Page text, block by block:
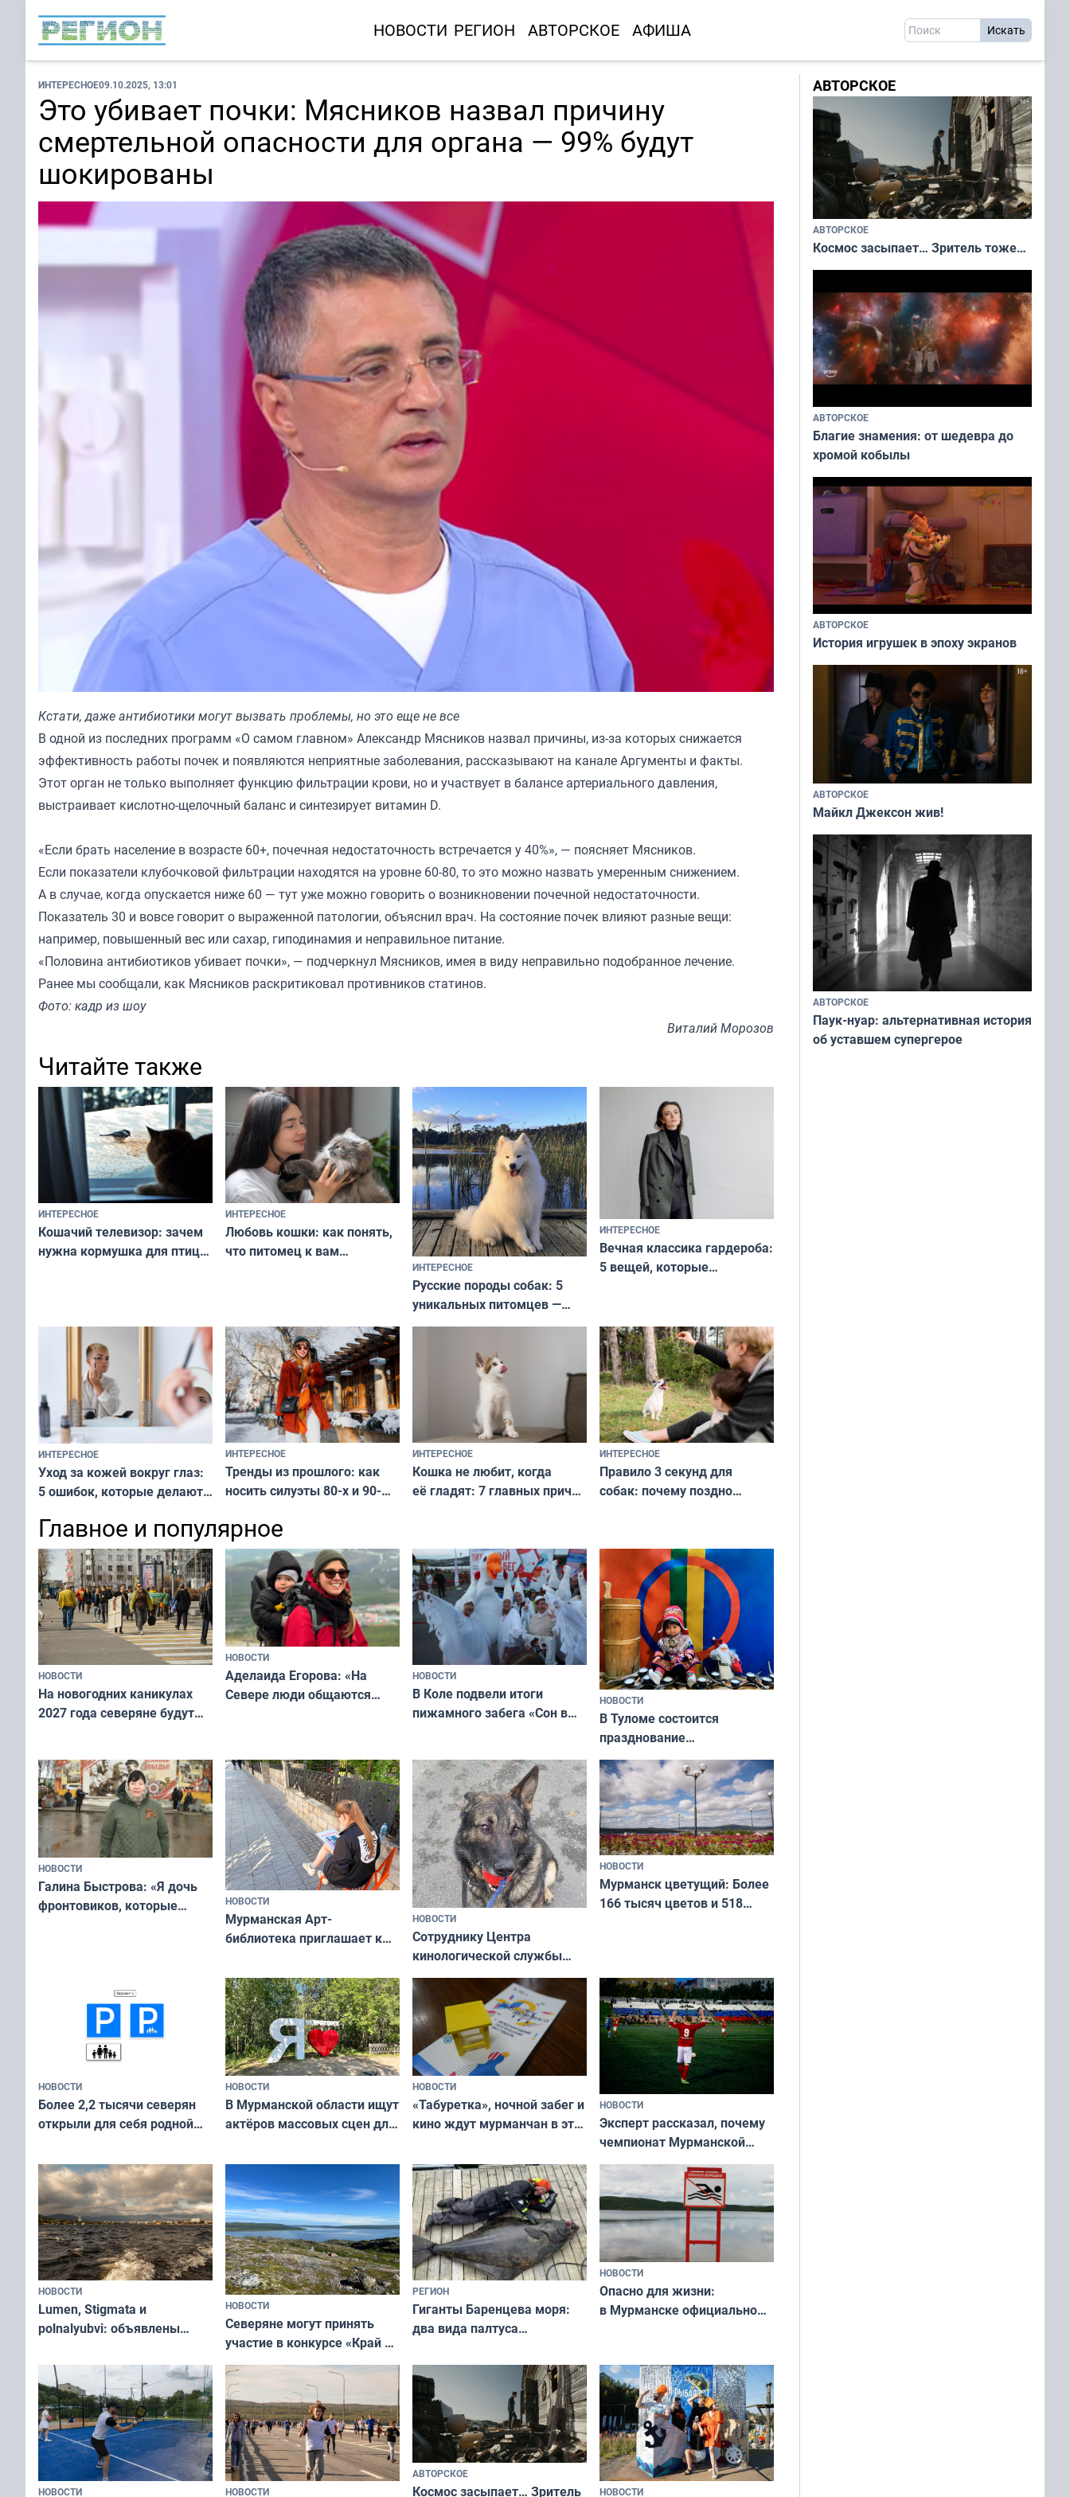
НОВОСТИ РЕГИОН АВТОРСКОЕ АФИША
ИНТЕРЕСНОЕ09.10.2025, 13:01
Это убивает почки: Мясников назвал причину
смертельной опасности для органа — 99% будут
шокированы
Кстати, даже антибиотики могут вызвать проблемы, но это еще не все
В одной из последних программ «О самом главном» Александр Мясников назвал причины, из-за которых снижается
эффективность работы почек и появляются неприятные заболевания, рассказывают на каналеАргументы и факты.
Этот орган не только выполняет функцию фильтрации крови, но и участвует в балансе артериального давления,
выстраивает кислотно-щелочный баланс и синтезирует витамин D.
«Если брать население в возрасте 60+, почечная недостаточность встречается у 40%», — поясняет Мясников.
Если показатели клубочковой фильтрации находятся на уровне 60-80, то это можно назвать умеренным снижением.
А в случае, когда опускается ниже 60 — тут уже можно говорить о возникновении почечной недостаточности.
Показатель 30 и вовсе говорит о выраженной патологии, объяснил врач. На состояние почек влияют разные вещи:
например, повышенный вес или сахар, гиподинамия и неправильное питание.
«Половина антибиотиков убивает почки», — подчеркнул Мясников, имея в виду неправильно подобранное лечение.
Ранее мы сообщали, как Мясников раскритиковал противников статинов.
Фото: кадр из шоу
Виталий Морозов
Читайте также
ИНТЕРЕСНОЕ
Кошачий телевизор: зачем
нужна кормушка для птиц
ИНТЕРЕСНОЕ
Любовь кошки: как понять,
что питомец к вам
ИНТЕРЕСНОЕ
Русские породы собак: 5
уникальных питомцев —
национальные сокровища
и характером
ИНТЕРЕСНОЕ
Вечная классика гардероба:
5 вещей, которые
и актуально в любой сезон
ИНТЕРЕСНОЕ
Уход за кожей вокруг глаз:
5 ошибок, которые делают
и вернуть свежий взгляд
без дорогих средств
ИНТЕРЕСНОЕ
Тренды из прошлого: как
носить силуэты 80-х и 90-
современно и стильно без
переплат
ИНТЕРЕСНОЕ
Кошка не любит, когда
её гладят: 7 главных причин
независимому питомцу
ИНТЕРЕСНОЕ
Правило 3 секунд для
собак: почему поздно
питомцу всё сразу и без
криков
Главное и популярное
НОВОСТИ
На новогодних каникулах
2027 года северяне будут
НОВОСТИ
Аделаида Егорова: «На
Севере люди общаются
НОВОСТИ
В Коле подвели итоги
пижамного забега «Сон в
НОВОСТИ
В Туломе состоится
празднование
Международного дня
коренных народов мира
НОВОСТИ
Галина Быстрова: «Я дочь
фронтовиков, которые
НОВОСТИ
Мурманская Арт-
библиотека приглашает к
и фотографов
НОВОСТИ
Сотруднику Центра
кинологической службы
ищут новый дом
НОВОСТИ
Мурманск цветущий: Более
166 тысяч цветов и 518
НОВОСТИ
Более 2,2 тысячи северян
открыли для себя родной
«Туризм для своих»
НОВОСТИ
В Мурманской области ищут
актёров массовых сцен для
короткометражном фильме
НОВОСТИ
«Табуретка», ночной забег и
кино ждут мурманчан в эти
НОВОСТИ
Эксперт рассказал, почему
чемпионат Мурманской
области по футболу остался
незамеченным
НОВОСТИ
Lumen, Stigmata и
polnalyubvi: объявлены
«Имандра» в 2026 года
НОВОСТИ
Северяне могут принять
участие в конкурсе «Край у
северной границы: фотогид
по Печенгскому округу»
РЕГИОН
Гиганты Баренцева моря:
два вида палтуса
НОВОСТИ
Опасно для жизни:
в Мурманске официально
НОВОСТИ НОВОСТИ
АВТОРСКОЕ
Космос засыпает… Зритель НОВОСТИ
АВТОРСКОЕ
АВТОРСКОЕ
Космос засыпает… Зритель тоже…
АВТОРСКОЕ
Благие знамения: от шедевра до
хромой кобылы
АВТОРСКОЕ
История игрушек в эпоху экранов
АВТОРСКОЕ
Майкл Джексон жив!
АВТОРСКОЕ
Паук-нуар: альтернативная история
об уставшем супергерое